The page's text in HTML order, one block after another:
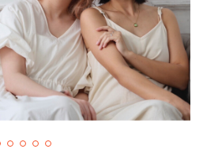
アイリスト
エステティシャン
営業・販売スタッフ・その他